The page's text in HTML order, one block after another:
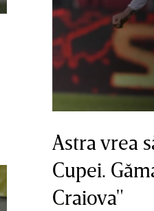
Astra vrea
Cupei.
Craiova"